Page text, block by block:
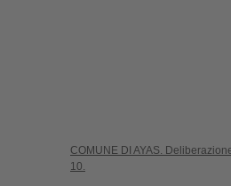
COMUNE DI AYAS.
10.